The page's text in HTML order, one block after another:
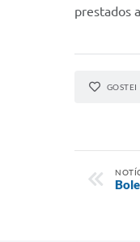
prestados
GOSTEI